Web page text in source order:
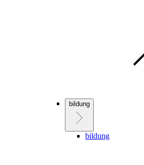
bildung
bildung